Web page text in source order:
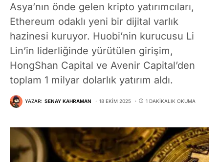
Asya’nın önde gelen kripto yatırımcıları,
Ethereum odaklı yeni bir dijital varlık
hazinesi kuruyor. Huobi’nin kurucusu Li
Lin’in liderliğinde yürütülen girişim,
HongShan Capital ve Avenir Capital’den
toplam 1 milyar dolarlık yatırım aldı.
YAZAR: SENAY KAHRAMAN 18 EKIM 2025 1 DAKIKALIK OKUMA